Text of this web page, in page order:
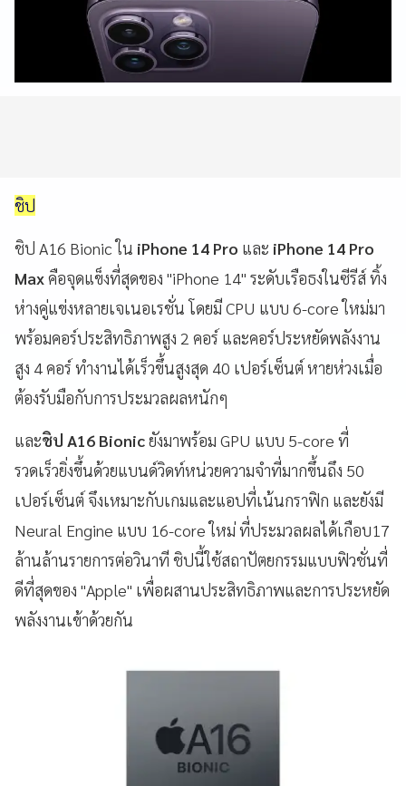
ชิป
ชิป A16 Bionic ใน iPhone 14 Pro และ iPhone 14 Pro
Maxคือจุดแข็งที่สุดของ "iPhone 14" ระดับเรือธงในซีรีส์ ทิ้ง
ห่างคู่แข่งหลายเจเนอเรชั่น โดยมี CPU แบบ 6-core ใหม่มา
พร้อมคอร์ประสิทธิภาพสูง 2 คอร์ และคอร์ประหยัดพลังงาน
สูง 4 คอร์ ทำงานได้เร็วขึ้นสูงสุด 40 เปอร์เซ็นต์ หายห่วงเมื่อ
ต้องรับมือกับการประมวลผลหนักๆ
และชิป A16 Bionicยังมาพร้อม GPU แบบ 5-core ที่
รวดเร็วยิ่งขึ้นด้วยแบนด์วิดท์หน่วยความจำที่มากขึ้นถึง 50
เปอร์เซ็นต์ จึงเหมาะกับเกมและแอปที่เน้นกราฟิก และยังมี
Neural Engine แบบ 16-core ใหม่ ที่ประมวลผลได้เกือบ17
ล้านล้านรายการต่อวินาที ชิปนี้ใช้สถาปัตยกรรมแบบฟิวชั่นที่
ดีที่สุดของ "Apple" เพื่อผสานประสิทธิภาพและการประหยัด
พลังงานเข้าด้วยกัน